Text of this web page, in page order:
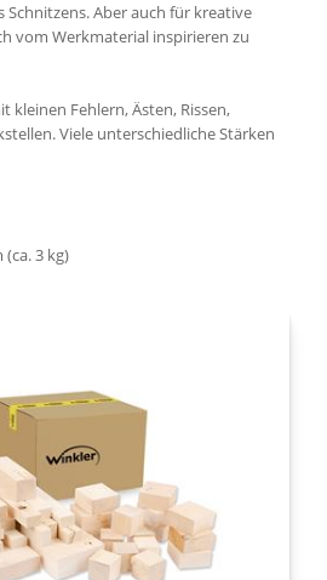
Aber auch für kreative
vom Werkmaterial inspirieren zu
kleinen Fehlern, Ästen, Rissen,
Viele unterschiedliche Stärken
(ca. 3 kg)